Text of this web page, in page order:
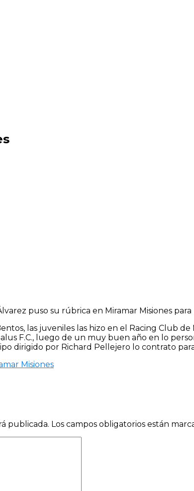
puso su rúbrica en Miramar Misiones para
las juveniles las hizo en el Racing Club
F.C., luego de un muy buen año en lo
dirigido por Richard Pellejero lo contrato
Misiones
publicada. Los campos obligatorios están